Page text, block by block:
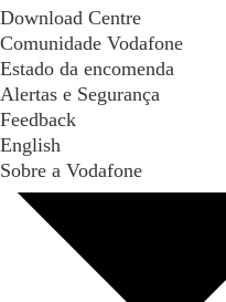
Download Centre
Comunidade Vodafone
Estado da encomenda
Alertas e Segurança
Feedback
English
Sobre a Vodafone